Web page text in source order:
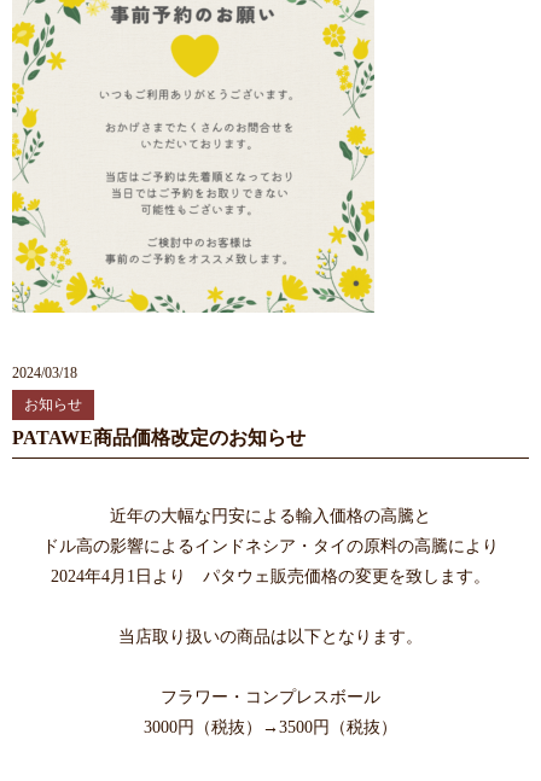
2024/03/18
お知らせ
PATAWE商品価格改定のお知らせ
近年の大幅な円安による輸入価格の高騰と
ドル高の影響によるインドネシア・タイの原料の高騰により
2024年4月1日より パタウェ販売価格の変更を致します。
当店取り扱いの商品は以下となります。
フラワー・コンプレスボール
3000円（税抜）→3500円（税抜）